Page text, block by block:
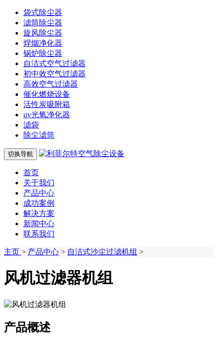
袋式除尘器
滤筒除尘器
旋风除尘器
焊烟净化器
锅炉除尘器
自洁式空气过滤器
初中效空气过滤器
高效空气过滤器
催化燃烧设备
活性炭吸附箱
uv光氧净化器
滤袋
除尘滤筒
切换导航
首页
关于我们
产品中心
成功案例
解决方案
新闻中心
联系我们
主页 > 产品中心 > 自洁式沙尘过滤机组 >
风机过滤器机组
产品概述